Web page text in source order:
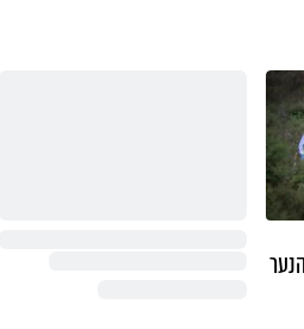
שלאבא של הנער הזה גם לא